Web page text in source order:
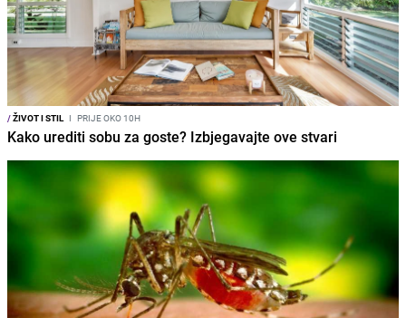
/ŽIVOT I STIL I PRIJE OKO 10H
Kako urediti sobu za goste? Izbjegavajte ove stvari